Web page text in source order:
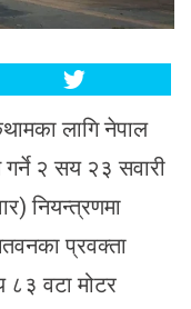
लागि नेपाल
२ सय २३ सवारी
नियन्त्रणमा
प्रवक्ता
८३ वटा मोटर